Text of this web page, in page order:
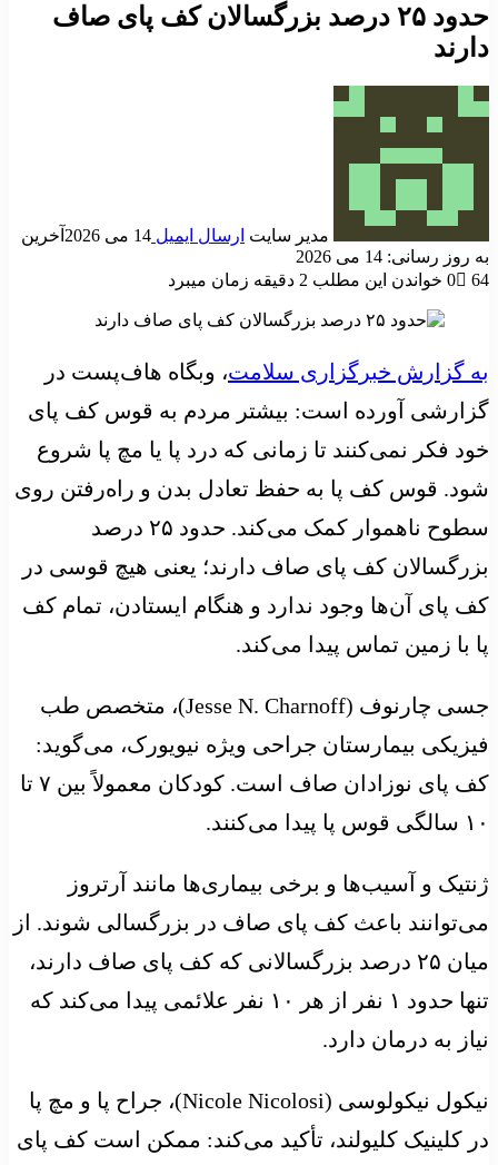
حدود ۲۵ درصد بزرگسالان کف پای صاف
دارند
مدیر سایت ارسال ایمیل 14 می 2026
آخرین
به روز رسانی: 14 می 2026
0
64 خواندن این مطلب 2 دقیقه زمان میبرد
به گزارش خبرگزاری سلامت، وبگاه هاف‌پست در
گزارشی آورده است: بیشتر مردم به قوس کف پای
خود فکر نمی‌کنند تا زمانی که درد پا یا مچ پا شروع
شود. قوس کف پا به حفظ تعادل بدن و راه‌رفتن روی
سطوح ناهموار کمک می‌کند. حدود ۲۵ درصد
بزرگسالان کف پای صاف دارند؛ یعنی هیچ قوسی در
کف پای آن‌ها وجود ندارد و هنگام ایستادن، تمام کف
پا با زمین تماس پیدا می‌کند.
جسی چارنوف (Jesse N. Charnoff)، متخصص طب
فیزیکی بیمارستان جراحی ویژه نیویورک، می‌گوید:
کف پای نوزادان صاف است. کودکان معمولاً بین ۷ تا
۱۰ سالگی قوس پا پیدا می‌کنند.
ژنتیک و آسیب‌ها و برخی بیماری‌ها مانند آرتروز
می‌توانند باعث کف پای صاف در بزرگسالی شوند. از
میان ۲۵ درصد بزرگسالانی که کف پای صاف دارند،
تنها حدود ۱ نفر از هر ۱۰ نفر علائمی پیدا می‌کند که
نیاز به درمان دارد.
نیکول نیکولوسی (Nicole Nicolosi)، جراح پا و مچ پا
در کلینیک کلیولند، تأکید می‌کند: ممکن است کف پای